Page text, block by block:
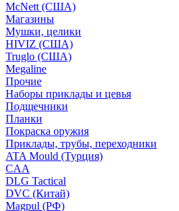
McNett (США)
Магазины
Мушки, целики
HIVIZ (США)
Truglo (США)
Megaline
Прочие
Наборы приклады и цевья
Подщечники
Планки
Покраска оружия
Приклады, трубы, переходники
ATA Mould (Турция)
CAA
DLG Tactical
DVC (Китай)
Magpul (РФ)